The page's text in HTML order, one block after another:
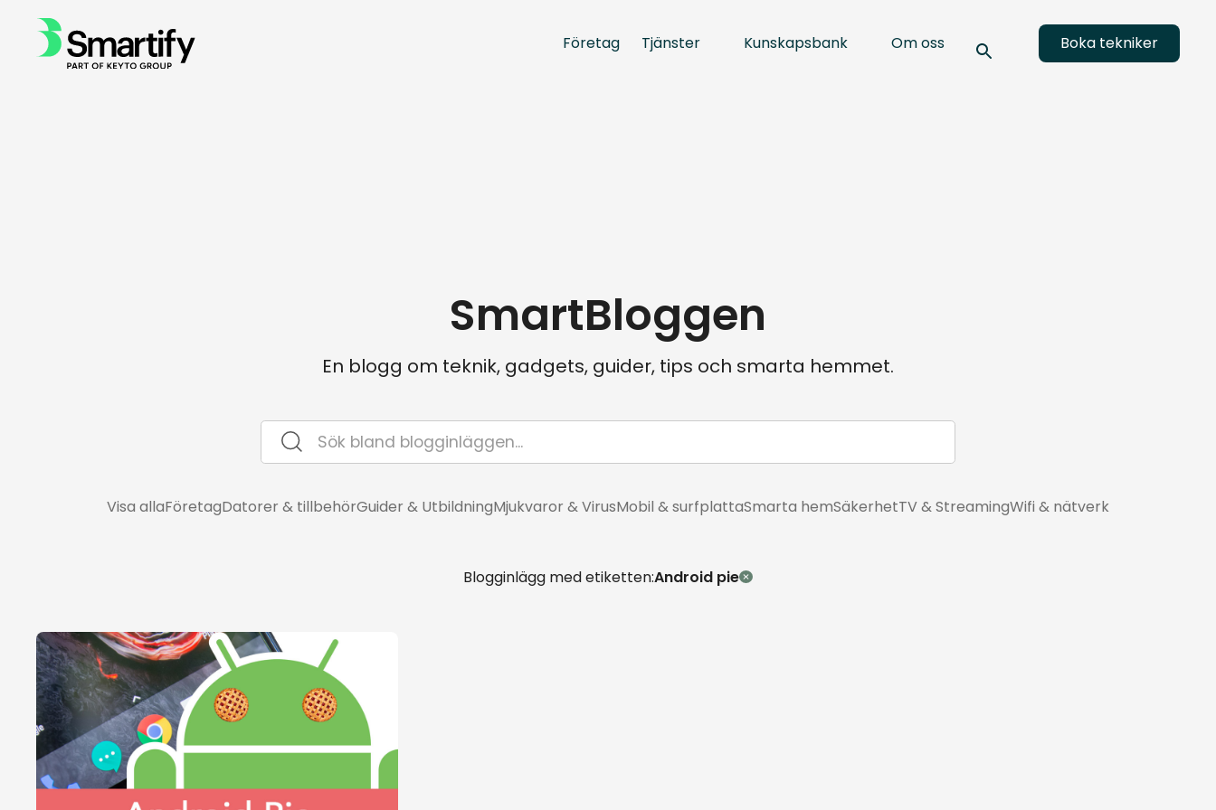
Företag Tjänster Kunskapsbank Om oss Boka tekniker
SmartBloggen
En blogg om teknik, gadgets, guider, tips och smarta hemmet.
Visa allaFöretagDatorer & tillbehörGuider & UtbildningMjukvaror & VirusMobil & surfplattaSmarta hemSäkerhetTV & StreamingWifi & nätverk
Blogginlägg med etiketten:Android pie